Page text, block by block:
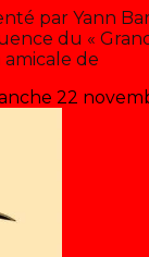
par Yann
du «
amicale de
22